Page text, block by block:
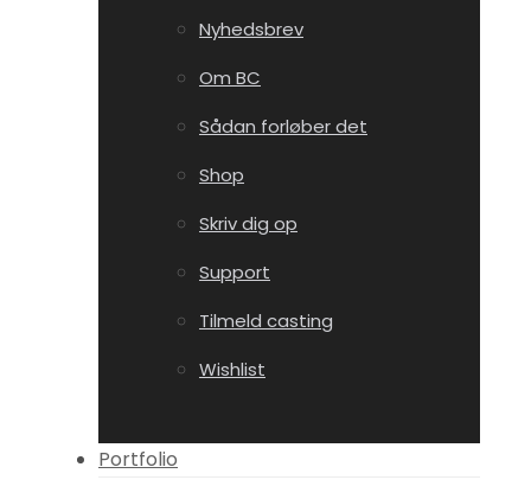
Nyhedsbrev
Om BC
Sådan forløber det
Shop
Skriv dig op
Support
Tilmeld casting
Wishlist
Portfolio